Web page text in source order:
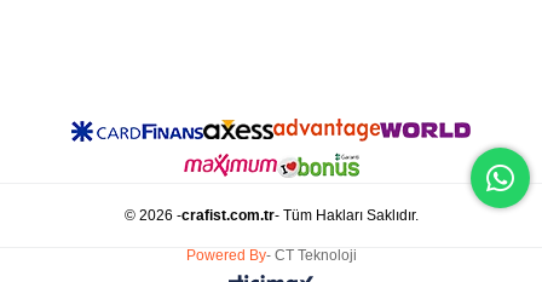
© 2026 -crafist.com.tr- Tüm Hakları Saklıdır.
Powered By- CT Teknoloji